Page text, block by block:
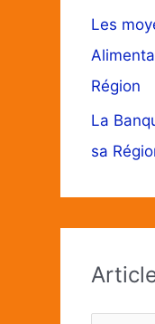
Les
Région
La
sa